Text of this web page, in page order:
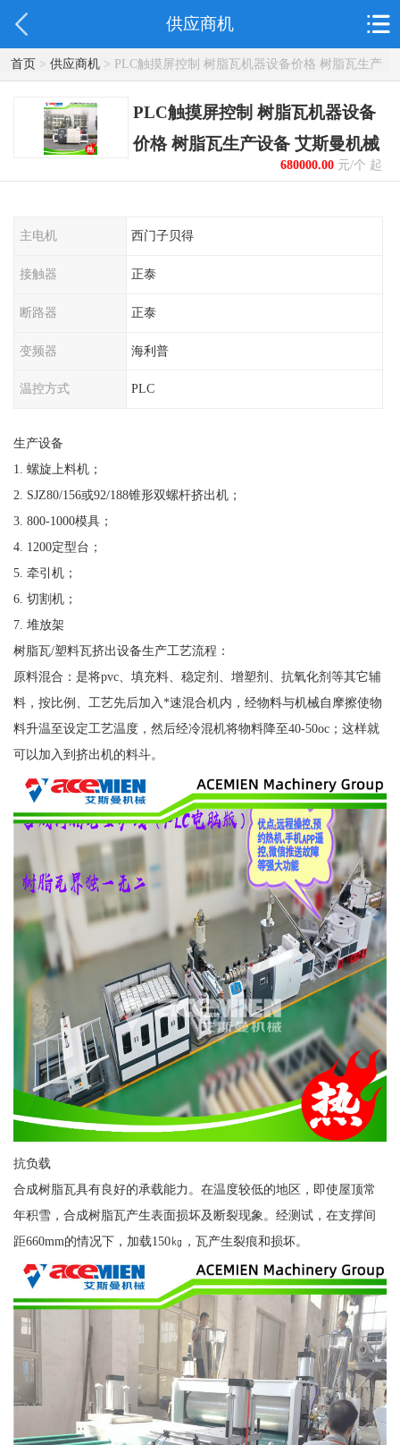
供应商机
首页> 供应商机> PLC触摸屏控制 树脂瓦机器设备价格 树脂瓦生产
设备 艾斯曼机械
PLC触摸屏控制 树脂瓦机器设备
价格 树脂瓦生产设备 艾斯曼机械
680000.00元/个 起
主电机 西门子贝得
接触器 正泰
断路器 正泰
变频器 海利普
温控方式 PLC
生产设备
1. 螺旋上料机；
2. SJZ80/156或92/188锥形双螺杆挤出机；
3. 800-1000模具；
4. 1200定型台；
5. 牵引机；
6. 切割机；
7. 堆放架​
树脂瓦/塑料瓦挤出设备生产工艺流程：
原料混合：是将pvc、填充料、稳定剂、增塑剂、抗氧化剂等其它辅
料，按比例、工艺先后加入*速混合机内，经物料与机械自摩擦使物
料升温至设定工艺温度，然后经冷混机将物料降至40-50oc；这样就
可以加入到挤出机的料斗。
抗负载
合成树脂瓦具有良好的承载能力。在温度较低的地区，即使屋顶常
年积雪，合成树脂瓦产生表面损坏及断裂现象。经测试，在支撑间
距660mm的情况下，加载150㎏，瓦产生裂痕和损坏。